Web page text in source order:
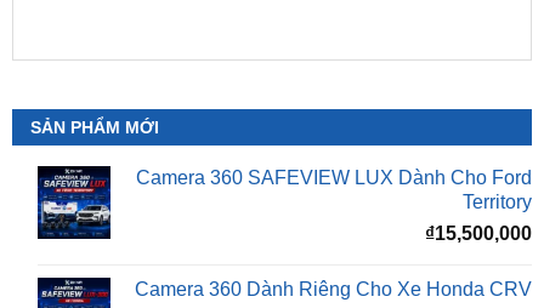
SẢN PHẨM MỚI
Territory